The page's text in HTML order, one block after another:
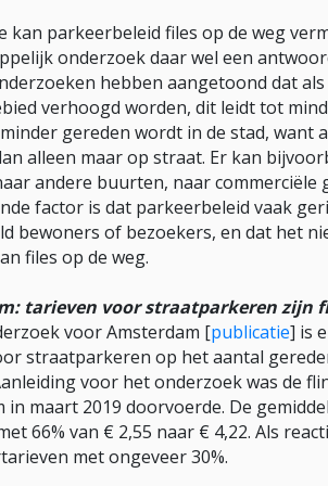
kan parkeerbeleid files op de weg
onderzoek daar wel een
hebben aangetoond dat
verhoogd worden, dit leidt tot
gereden wordt in de stad,
alleen maar op straat. Er kan
andere buurten, naar commerciële
factor is dat parkeerbeleid vaak
bewoners of bezoekers, en dat het
files op de weg.
tarieven voor straatparkeren zijn
voor Amsterdam [publicatie] is
straatparkeren op het aantal
voor het onderzoek was de
in maart 2019 doorvoerde. De
66% van € 2,55 naar € 4,22. Als
met ongeveer 30%.